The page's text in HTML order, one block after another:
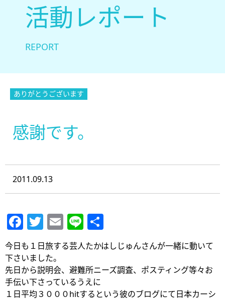
活動レポート
REPORT
ありがとうございます
感謝です。
2011.09.13
Facebook
Twitter
Email
Line
有
今日も１日旅する芸人たかはしじゅんさんが一緒に動いて
下さいました。
先日から説明会、避難所ニーズ調査、ポスティング等々お
手伝い下さっているうえに
１日平均３０００hitするという彼のブログにて日本カーシ